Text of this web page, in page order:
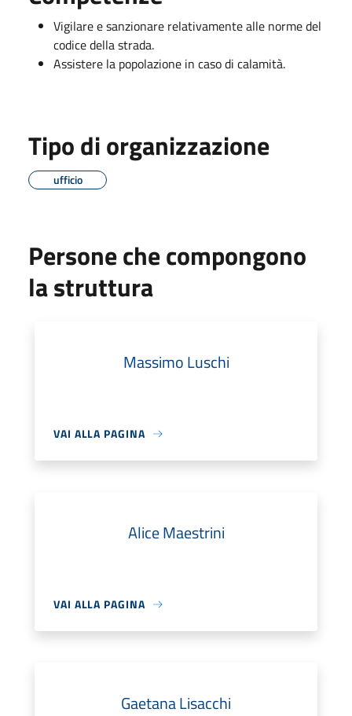
Vigilare e sanzionare relativamente alle norme del
codice della strada.
Assistere la popolazione in caso di calamità.
Tipo di organizzazione
ufficio
Persone che compongono
la struttura
Massimo Luschi
VAI ALLA PAGINA
Alice Maestrini
VAI ALLA PAGINA
Gaetana Lisacchi